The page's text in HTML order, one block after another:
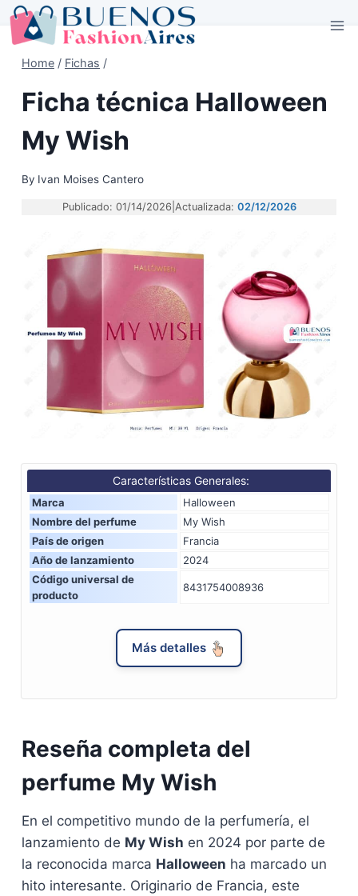
Skip
to
Home / Fichas /
Ficha técnica Halloween
My Wish
By Ivan Moises Cantero
Publicado: 01/14/2026 Actualizada: 02/12/2026
Características Generales:
Marca
Halloween
Nombre del perfume
My Wish
País de origen
Francia
Año de lanzamiento
2024
Código universal de
producto
8431754008936
Más detalles
Reseña completa del
perfume My Wish
En el competitivo mundo de la perfumería, el
lanzamiento de My Wish en 2024 por parte de
la reconocida marca Halloween ha marcado un
hito interesante. Originario de Francia, este